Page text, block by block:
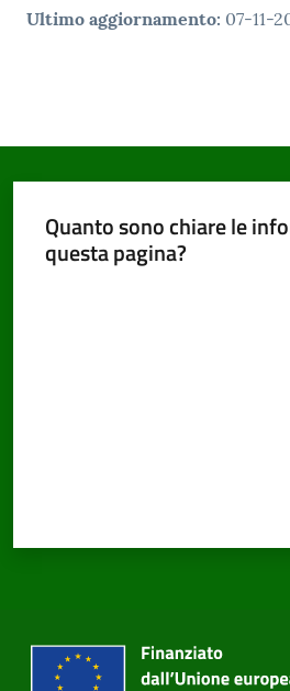
Ultimo aggiornamento: 07-11-
Quanto sono chiare le
questa pagina?